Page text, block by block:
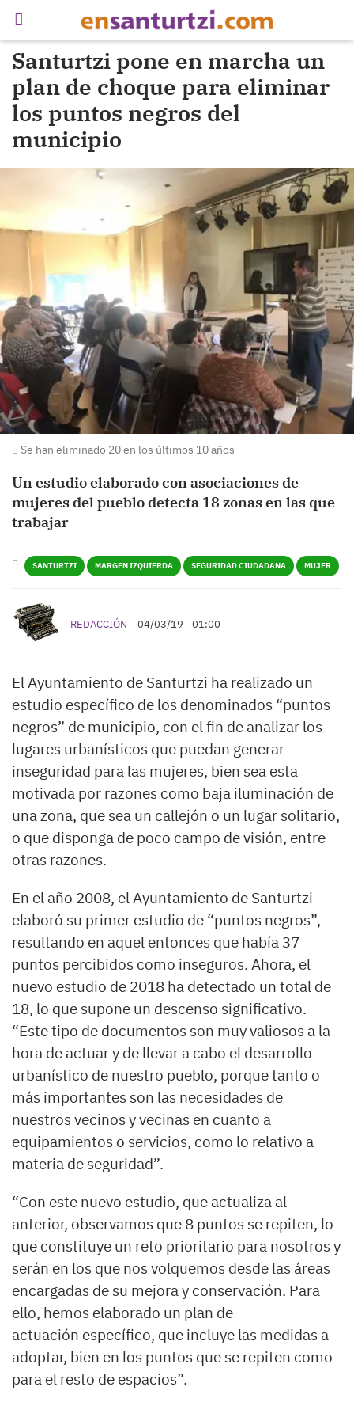
Santurtzi pone en marcha un
plan de choque para eliminar
los puntos negros del
municipio
Se han eliminado 20 en los últimos 10 años
Un estudio elaborado con asociaciones de
mujeres del pueblo detecta 18 zonas en las que
trabajar
SANTURTZI MARGEN IZQUIERDA SEGURIDAD CIUDADANA MUJER
REDACCIÓN 04/03/19 - 01:00
El Ayuntamiento de Santurtzi ha realizado un
estudio específico de los denominados “puntos
negros” de municipio, con el fin de analizar los
lugares urbanísticos que puedan generar
inseguridad para las mujeres, bien sea esta
motivada por razones como baja iluminación de
una zona, que sea un callejón o un lugar solitario,
o que disponga de poco campo de visión, entre
otras razones.
En el año 2008, el Ayuntamiento de Santurtzi
elaboró su primer estudio de “puntos negros”,
resultando en aquel entonces que había 37
puntos percibidos como inseguros. Ahora, el
nuevo estudio de 2018 ha detectado un total de
18, lo que supone un descenso significativo.
“Este tipo de documentos son muy valiosos a la
hora de actuar y de llevar a cabo el desarrollo
urbanístico de nuestro pueblo, porque tanto o
más importantes son las necesidades de
nuestros vecinos y vecinas en cuanto a
equipamientos o servicios, como lo relativo a
materia de seguridad”.
“Con este nuevo estudio, que actualiza al
anterior, observamos que 8 puntos se repiten, lo
que constituye un reto prioritario para nosotros y
serán en los que nos volquemos desde las áreas
encargadas de su mejora y conservación. Para
ello, hemos elaborado un plan de
actuación específico, que incluye las medidas a
adoptar, bien en los puntos que se repiten como
para el resto de espacios”.